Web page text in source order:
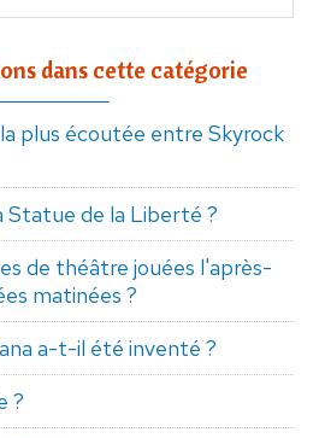
dans cette catégorie
plus écoutée entre Skyrock
Statue de la Liberté ?
de théâtre jouées l'après-
matinées ?
a-t-il été inventé ?
?